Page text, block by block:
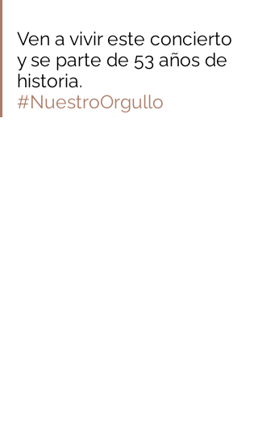
Ven a vivir este concierto
y se parte de 53 años de
historia.
#NuestroOrgullo